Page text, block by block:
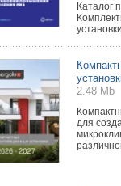
Каталог
2.48 Mb
для